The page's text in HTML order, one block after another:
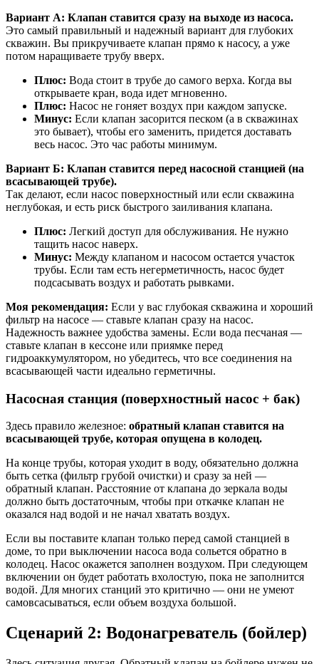
Вариант А: Клапан ставится сразу на выходе из насоса.
Это самый правильный и надежный вариант для глубоких
скважин. Вы прикручиваете клапан прямо к насосу, а уже
потом наращиваете трубу вверх.
Плюс: Вода стоит в трубе до самого верха. Когда вы
открываете кран, вода идет мгновенно.
Плюс: Насос не гоняет воздух при каждом запуске.
Минус: Если клапан засорится песком (а в скважинах
это бывает), чтобы его заменить, придется доставать
весь насос. Это час работы минимум.
Вариант Б: Клапан ставится перед насосной станцией (на
всасывающей трубе).
Так делают, если насос поверхностный или если скважина
неглубокая, и есть риск быстрого заиливания клапана.
Плюс: Легкий доступ для обслуживания. Не нужно
тащить насос наверх.
Минус: Между клапаном и насосом остается участок
трубы. Если там есть негерметичность, насос будет
подсасывать воздух и работать рывками.
Моя рекомендация: Если у вас глубокая скважина и хороший
фильтр на насосе — ставьте клапан сразу на насос.
Надежность важнее удобства замены. Если вода песчаная —
ставьте клапан в кессоне или приямке перед
гидроаккумулятором, но убедитесь, что все соединения на
всасывающей части идеально герметичны.
Насосная станция (поверхностный насос + бак)
Здесь правило железное: обратный клапан ставится на
всасывающей трубе, которая опущена в колодец.
На конце трубы, которая уходит в воду, обязательно должна
быть сетка (фильтр грубой очистки) и сразу за ней —
обратный клапан. Расстояние от клапана до зеркала воды
должно быть достаточным, чтобы при откачке клапан не
оказался над водой и не начал хватать воздух.
Если вы поставите клапан только перед самой станцией в
доме, то при выключении насоса вода сольется обратно в
колодец. Насос окажется заполнен воздухом. При следующем
включении он будет работать вхолостую, пока не заполнится
водой. Для многих станций это критично — они не умеют
самовсасываться, если объем воздуха большой.
Сценарий 2: Водонагреватель (бойлер)